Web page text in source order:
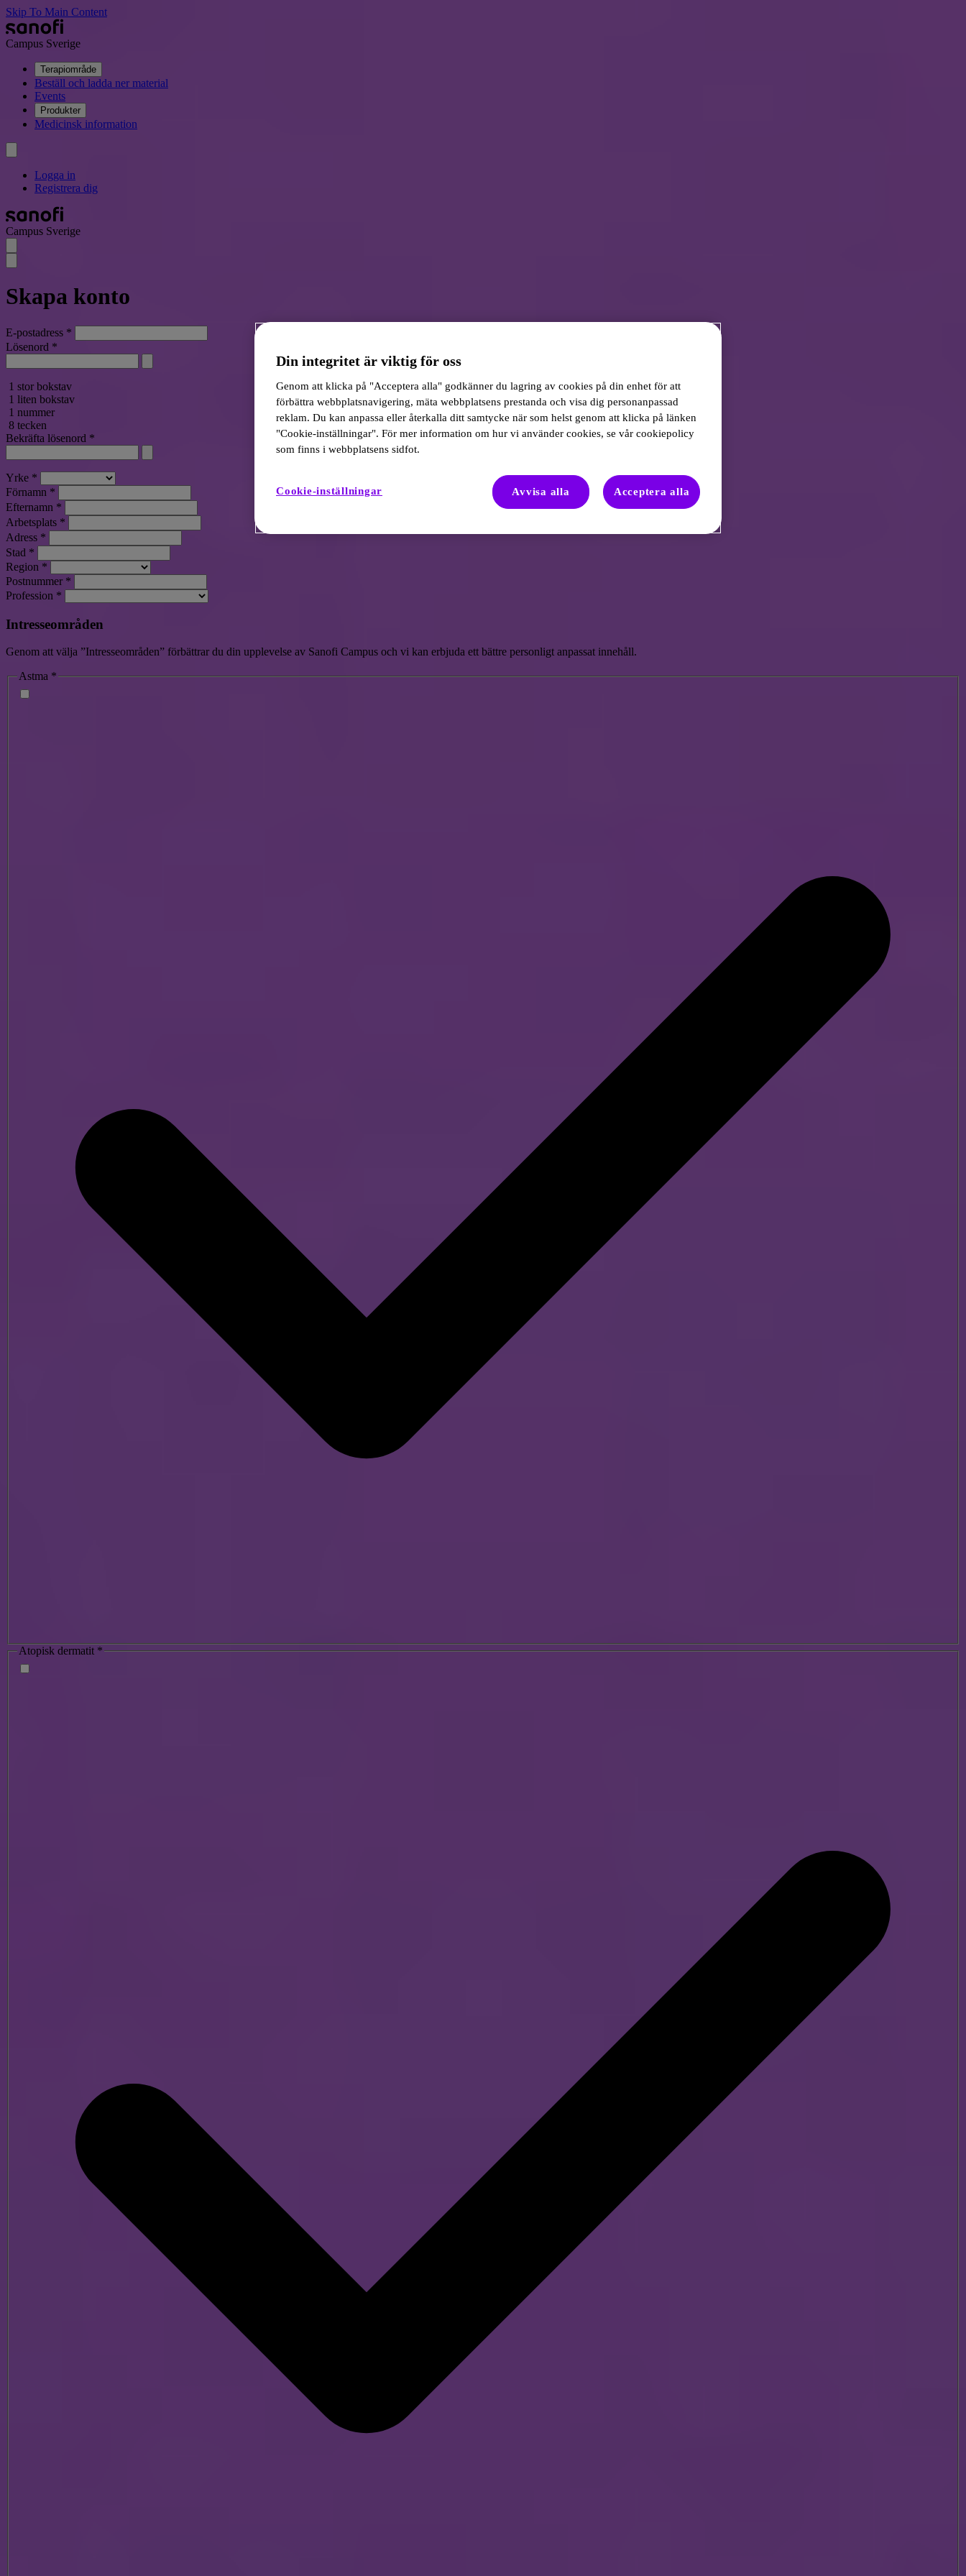
Skip To Main Content
Campus Sverige
Terapiområde
Beställ och ladda ner material
Events
Produkter
Medicinsk information
Logga in
Registrera dig
Campus Sverige
Skapa konto
E-postadress *
Lösenord *
1 stor bokstav
1 liten bokstav
1 nummer
8 tecken
Bekräfta lösenord *
Yrke *
Förnamn *
Efternamn *
Arbetsplats *
Adress *
Stad *
Region *
Postnummer *
Profession *
Intresseområden
Genom att välja ”Intresseområden” förbättrar du din upplevelse av Sanofi Campus och vi kan erbjuda ett bättre personligt anpassat innehåll.
Astma *
Atopisk dermatit *
Din integritet är viktig för oss
Genom att klicka på "Acceptera alla" godkänner du lagring av cookies på din enhet för att
förbättra webbplatsnavigering, mäta webbplatsens prestanda och visa dig personanpassad
reklam. Du kan anpassa eller återkalla ditt samtycke när som helst genom att klicka på länken
"Cookie-inställningar". För mer information om hur vi använder cookies, se vår cookiepolicy
som finns i webbplatsens sidfot.
Cookie-inställningar Avvisa alla Acceptera alla